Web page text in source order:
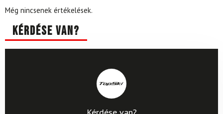
Még nincsenek értékelések.
Kérdése van?